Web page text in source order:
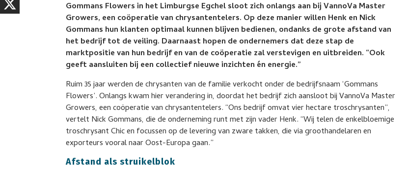
Gommans Flowers in het Limburgse Egchel sloot zich onlangs aan bij VannoVa Master
Growers, een coöperatie van chrysantentelers. Op deze manier willen Henk en Nick
Gommans hun klanten optimaal kunnen blijven bedienen, ondanks de grote afstand van
het bedrijf tot de veiling. Daarnaast hopen de ondernemers dat deze stap de
marktpositie van hun bedrijf en van de coöperatie zal verstevigen en uitbreiden. “Ook
geeft aansluiten bij een collectief nieuwe inzichten én energie.”
Ruim 35 jaar werden de chrysanten van de familie verkocht onder de bedrijfsnaam ‘Gommans
Flowers’. Onlangs kwam hier verandering in, doordat het bedrijf zich aansloot bij VannoVa Master
Growers, een coöperatie van chrysantentelers. “Ons bedrijf omvat vier hectare troschrysanten”,
vertelt Nick Gommans, die de onderneming runt met zijn vader Henk. “Wij telen de enkelbloemige
troschrysant Chic en focussen op de levering van zware takken, die via groothandelaren en
exporteurs vooral naar Oost-Europa gaan.”
Afstand als struikelblok